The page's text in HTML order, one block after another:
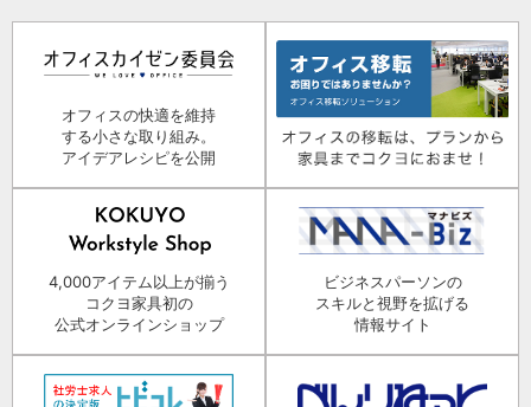
オフィスの快適を維持
する小さな取り組み。
アイデアレシピを公開
4,000アイテム以上が揃う
コクヨ家具初の
公式オンラインショップ
ビジネスパーソンの
スキルと視野を拡げる
情報サイト